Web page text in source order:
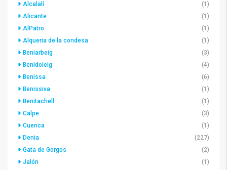
Alcalalí
(1)
Alicante
(1)
AlPatro
(1)
Alqueria de la condesa
(1)
Beniarbeig
(3)
Benidoleig
(4)
Benissa
(6)
Benissiva
(1)
Benitachell
(1)
Calpe
(3)
Cuenca
(1)
Denia
(227)
Gata de Gorgos
(2)
Jalón
(1)